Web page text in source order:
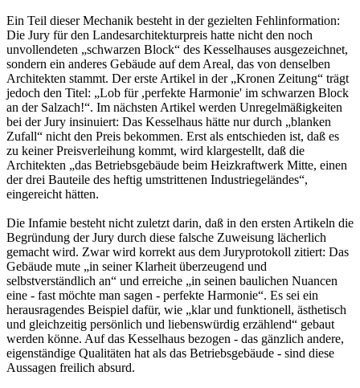
Ein Teil dieser Mechanik besteht in der gezielten Fehlinformation:
Die Jury für den Landesarchitekturpreis hatte nicht den noch
unvollendeten „schwarzen Block“ des Kesselhauses ausgezeichnet,
sondern ein anderes Gebäude auf dem Areal, das von denselben
Architekten stammt. Der erste Artikel in der „Kronen Zeitung“ trägt
jedoch den Titel: „Lob für ,perfekte Harmonie' im schwarzen Block
an der Salzach!“. Im nächsten Artikel werden Unregelmäßigkeiten
bei der Jury insinuiert: Das Kesselhaus hätte nur durch „blanken
Zufall“ nicht den Preis bekommen. Erst als entschieden ist, daß es
zu keiner Preisverleihung kommt, wird klargestellt, daß die
Architekten „das Betriebsgebäude beim Heizkraftwerk Mitte, einen
der drei Bauteile des heftig umstrittenen Industriegeländes“,
eingereicht hätten.
Die Infamie besteht nicht zuletzt darin, daß in den ersten Artikeln die
Begründung der Jury durch diese falsche Zuweisung lächerlich
gemacht wird. Zwar wird korrekt aus dem Juryprotokoll zitiert: Das
Gebäude mute „in seiner Klarheit überzeugend und
selbstverständlich an“ und erreiche „in seinen baulichen Nuancen
eine - fast möchte man sagen - perfekte Harmonie“. Es sei ein
herausragendes Beispiel dafür, wie „klar und funktionell, ästhetisch
und gleichzeitig persönlich und liebenswürdig erzählend“ gebaut
werden könne. Auf das Kesselhaus bezogen - das gänzlich andere,
eigenständige Qualitäten hat als das Betriebsgebäude - sind diese
Aussagen freilich absurd.